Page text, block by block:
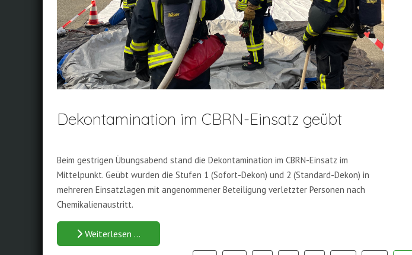
Dekontamination im CBRN-Einsatz geübt
Beim gestrigen Übungsabend stand die Dekontamination im CBRN-Einsatz im
Mittelpunkt. Geübt wurden die Stufen 1 (Sofort-Dekon) und 2 (Standard-Dekon) in
mehreren Einsatzlagen mit angenommener Beteiligung verletzter Personen nach
Chemikalienaustritt.
Weiterlesen …